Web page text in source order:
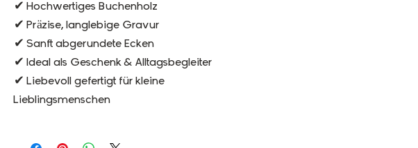
✔ Hochwertiges Buchenholz
✔ Präzise, langlebige Gravur
✔ Sanft abgerundete Ecken
✔ Ideal als Geschenk & Alltagsbegleiter
✔ Liebevoll gefertigt für kleine
Lieblingsmenschen